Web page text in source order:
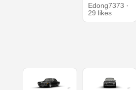
Edong7373 ·
29 likes